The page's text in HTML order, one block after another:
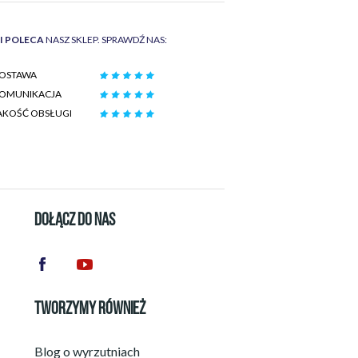
POLECA NASZ SKLEP. SPRAWDŹ NAS:
OBSŁUGI
DOŁĄCZ DO NAS
TWORZYMY RÓWNIEŻ
Blog o wyrzutniach